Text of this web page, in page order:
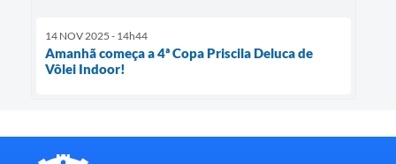
14 NOV 2025 - 14h44
Amanhã começa a 4ª Copa Priscila Deluca de
Vôlei Indoor!